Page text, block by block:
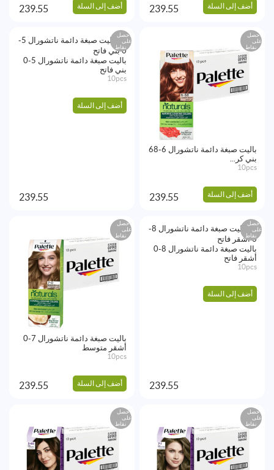
أضف إلى السلة 239.55 أضف إلى السلة 239.55
احصل
على
نقاط
باليت صبغة دائمة ناتشورال 6-68
بني كر...
10pcs
أضف إلى السلة 239.55
احصل
على
نقاط
باليت صبغة دائمة ناتشورال 5-0
بني فاتح
10pcs
أضف إلى السلة
239.55
احصل
على
نقاط
باليت صبغة دائمة ناتشورال 8-0
أشقر فاتح
10pcs
أضف إلى السلة
239.55
احصل
على
نقاط
باليت صبغة دائمة ناتشورال 7-0
أشقر متوسط
10pcs
أضف إلى السلة 239.55
احصل
على
نقاط
احصل
على
نقاط